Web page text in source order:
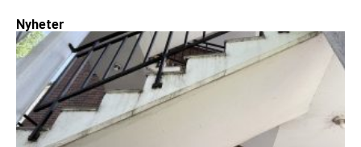
Nyheter